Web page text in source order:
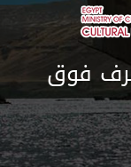
فوق